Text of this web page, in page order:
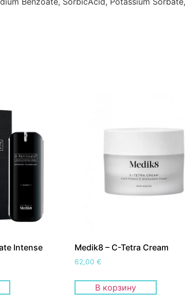
Intense Medik8 – C-Tetra Cream
62,00 €
В корзину